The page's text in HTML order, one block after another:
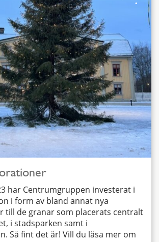
har Centrumgruppen investerat i
i form av bland annat nya
till de granar som placerats centralt
i stadsparken samt i
Så fint det är! Vill du läsa mer om